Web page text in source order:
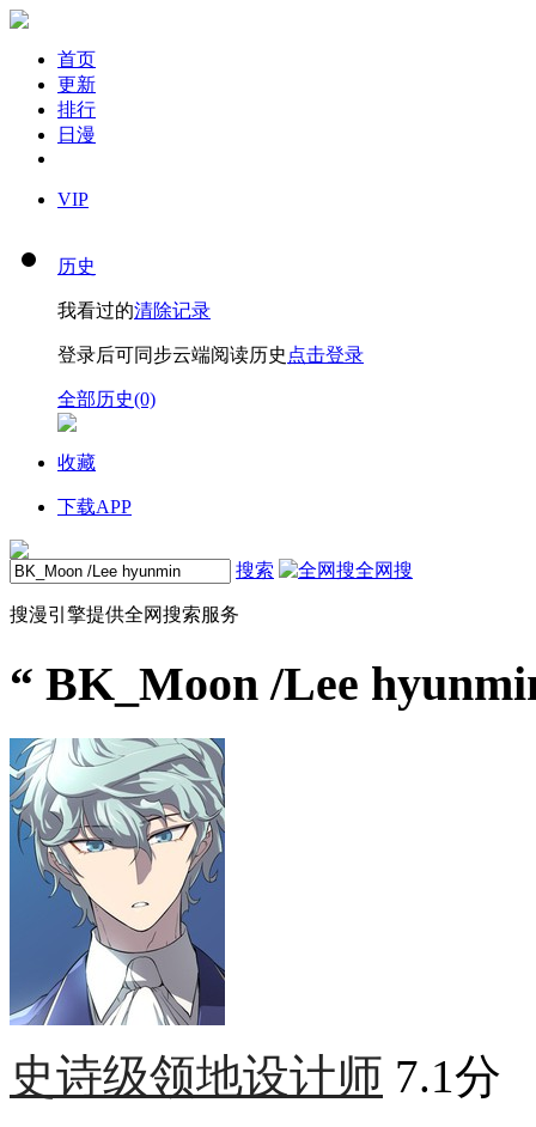
首页
更新
排行
日漫
VIP
历史
我看过的清除记录
登录后可同步云端阅读历史 点击登录
全部历史(0)
收藏
下载APP
搜索 全网搜
搜漫引擎提供全网搜索服务
“ BK_Moon /Lee
史诗级领地设计师 7.1分